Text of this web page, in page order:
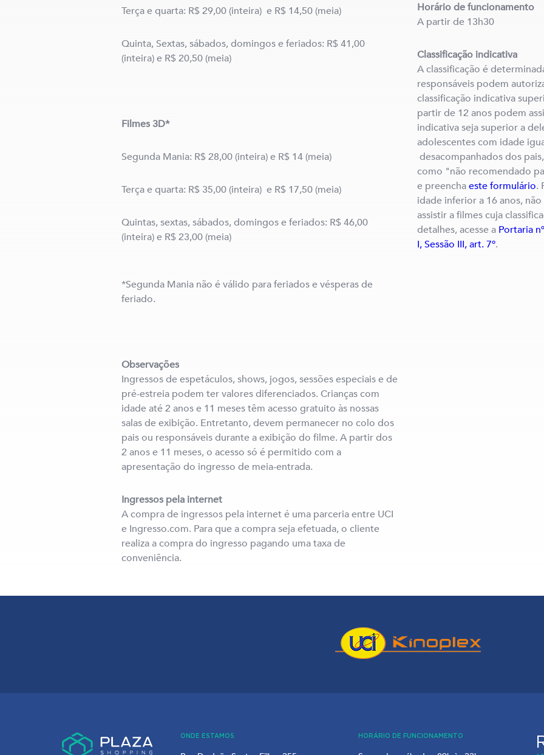
Terça e quarta: R$ 29,00 (inteira) e R$ 14,50 (meia)
Quinta, Sextas, sábados, domingos e feriados: R$ 41,00
(inteira) e R$ 20,50 (meia)
Filmes 3D*
Segunda Mania: R$ 28,00 (inteira) e R$ 14 (meia)
Terça e quarta: R$ 35,00 (inteira) e R$ 17,50 (meia)
Quintas, sextas, sábados, domingos e feriados: R$ 46,00
(inteira) e R$ 23,00 (meia)
*Segunda Mania não é válido para feriados e vésperas de
feriado.
Observações
Ingressos de espetáculos, shows, jogos, sessões especiais e de
pré-estreia podem ter valores diferenciados. Crianças com
idade até 2 anos e 11 meses têm acesso gratuito às nossas
salas de exibição. Entretanto, devem permanecer no colo dos
pais ou responsáveis durante a exibição do filme. A partir dos
2 anos e 11 meses, o acesso só é permitido com a
apresentação do ingresso de meia-entrada.
Ingressos pela internet
A compra de ingressos pela internet é uma parceria entre UCI
e Ingresso.com. Para que a compra seja efetuada, o cliente
realiza a compra do ingresso pagando uma taxa de
conveniência.
Horário de funcionamento
A partir de 13h30
Classificação indicativa
A classificação é
responsáveis podem
classificação indicativa
partir de 12 anos podem
indicativa seja superior a
adolescentes com idade
desacompanhados dos
como "não recomendado
e preenchaeste formulário.
idade inferior a 16 anos,
assistir a filmes cuja
detalhes, acesse a Portaria
I, Sessão III, art. 7º.
ONDE ESTAMOS HORÁRIO DE FUNCIONAMENTO